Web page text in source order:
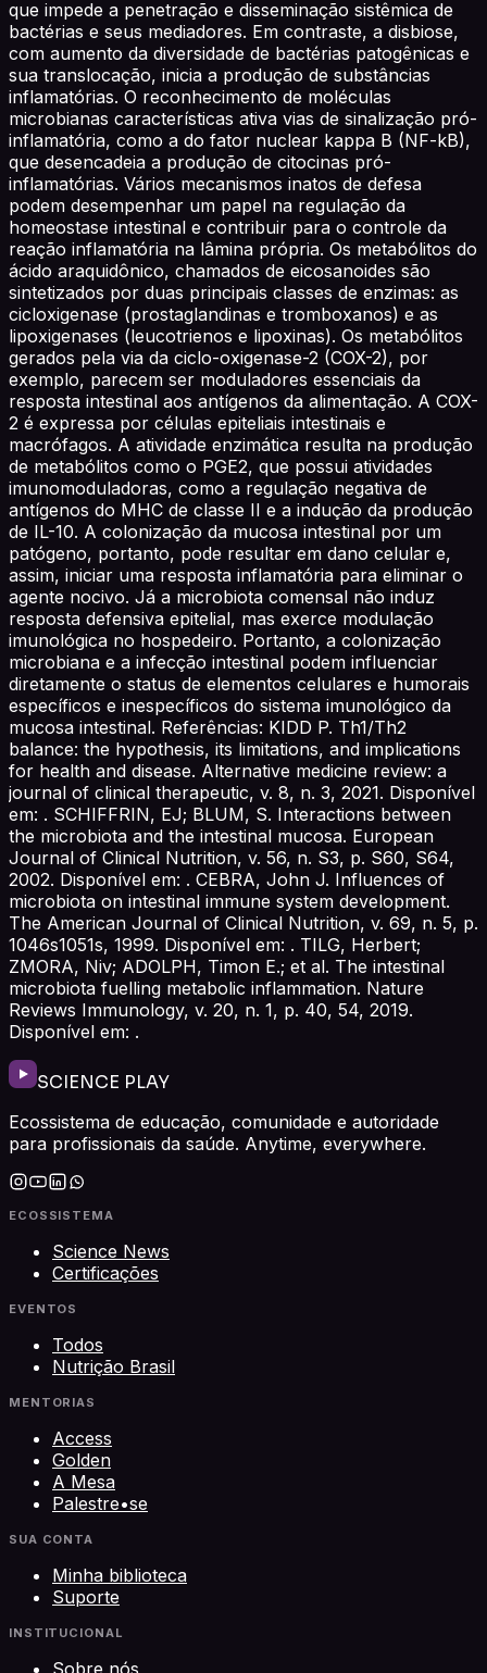
que impede a penetração e disseminação sistêmica de
bactérias e seus mediadores. Em contraste, a disbiose,
com aumento da diversidade de bactérias patogênicas e
sua translocação, inicia a produção de substâncias
inflamatórias. O reconhecimento de moléculas
microbianas características ativa vias de sinalização pró-
inflamatória, como a do fator nuclear kappa B (NF-kB),
que desencadeia a produção de citocinas pró-
inflamatórias. Vários mecanismos inatos de defesa
podem desempenhar um papel na regulação da
homeostase intestinal e contribuir para o controle da
reação inflamatória na lâmina própria. Os metabólitos do
ácido araquidônico, chamados de eicosanoides são
sintetizados por duas principais classes de enzimas: as
cicloxigenase (prostaglandinas e tromboxanos) e as
lipoxigenases (leucotrienos e lipoxinas). Os metabólitos
gerados pela via da ciclo-oxigenase-2 (COX-2), por
exemplo, parecem ser moduladores essenciais da
resposta intestinal aos antígenos da alimentação. A COX-
2 é expressa por células epiteliais intestinais e
macrófagos. A atividade enzimática resulta na produção
de metabólitos como o PGE2, que possui atividades
imunomoduladoras, como a regulação negativa de
antígenos do MHC de classe II e a indução da produção
de IL-10. A colonização da mucosa intestinal por um
patógeno, portanto, pode resultar em dano celular e,
assim, iniciar uma resposta inflamatória para eliminar o
agente nocivo. Já a microbiota comensal não induz
resposta defensiva epitelial, mas exerce modulação
imunológica no hospedeiro. Portanto, a colonização
microbiana e a infecção intestinal podem influenciar
diretamente o status de elementos celulares e humorais
específicos e inespecíficos do sistema imunológico da
mucosa intestinal. Referências: KIDD P. Th1/Th2
balance: the hypothesis, its limitations, and implications
for health and disease. Alternative medicine review: a
journal of clinical therapeutic, v. 8, n. 3, 2021. Disponível
em: . SCHIFFRIN, EJ; BLUM, S. Interactions between
the microbiota and the intestinal mucosa. European
Journal of Clinical Nutrition, v. 56, n. S3, p. S60, S64,
2002. Disponível em: . CEBRA, John J. Influences of
microbiota on intestinal immune system development.
The American Journal of Clinical Nutrition, v. 69, n. 5, p.
1046s1051s, 1999. Disponível em: . TILG, Herbert;
ZMORA, Niv; ADOLPH, Timon E.; et al. The intestinal
microbiota fuelling metabolic inflammation. Nature
Reviews Immunology, v. 20, n. 1, p. 40, 54, 2019.
Disponível em: .
SCIENCE PLAY
Ecossistema de educação, comunidade e autoridade
para profissionais da saúde. Anytime, everywhere.
ECOSSISTEMA
Science News
Certificações
EVENTOS
Todos
Nutrição Brasil
MENTORIAS
Access
Golden
A Mesa
Palestre•se
SUA CONTA
Minha biblioteca
Suporte
INSTITUCIONAL
Sobre nós